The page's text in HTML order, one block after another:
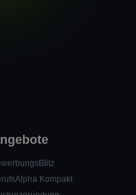
Kompakt